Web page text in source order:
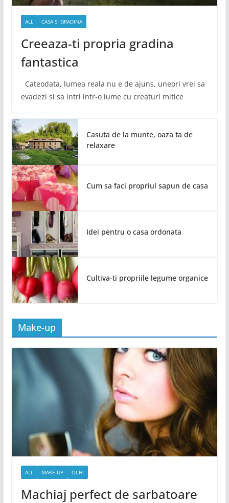
ALL CASA SI GRADINA
Creeaza-ti propria gradina
fantastica
Cateodata, lumea reala nu e de ajuns, uneori vrei sa
evadezi si sa intri intr-o lume cu creaturi mitice
Casuta de la munte, oaza ta de
relaxare
Cum sa faci propriul sapun de casa
Idei pentru o casa ordonata
Cultiva-ti propriile legume organice
Make-up
ALL MAKE-UP OCHI
Machiaj perfect de sarbatoare